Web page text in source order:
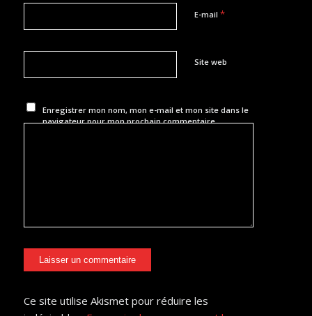
E-mail *
Site web
Enregistrer mon nom, mon e-mail et mon site dans le
navigateur pour mon prochain commentaire.
Ce site utilise Akismet pour réduire les